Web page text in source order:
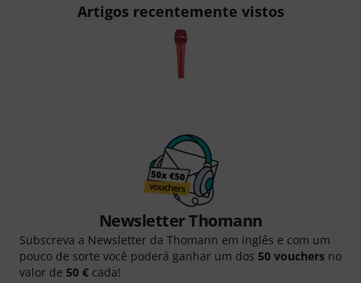
Artigos recentemente vistos
Newsletter Thomann
Subscreva a Newsletter da Thomann em inglês e com um
pouco de sorte você poderá ganhar um dos 50 vouchers no
valor de 50 € cada!